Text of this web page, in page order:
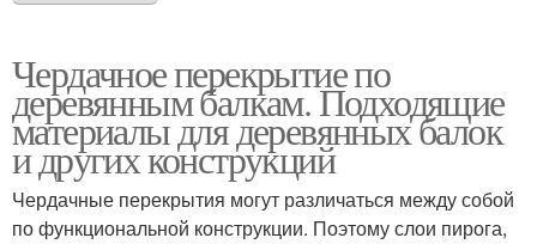
Чердачное перекрытие по
деревянным балкам. Подходящие
материалы для деревянных балок
и других конструкций
Чердачные перекрытия могут различаться между собой
по функциональной конструкции. Поэтому слои пирога,